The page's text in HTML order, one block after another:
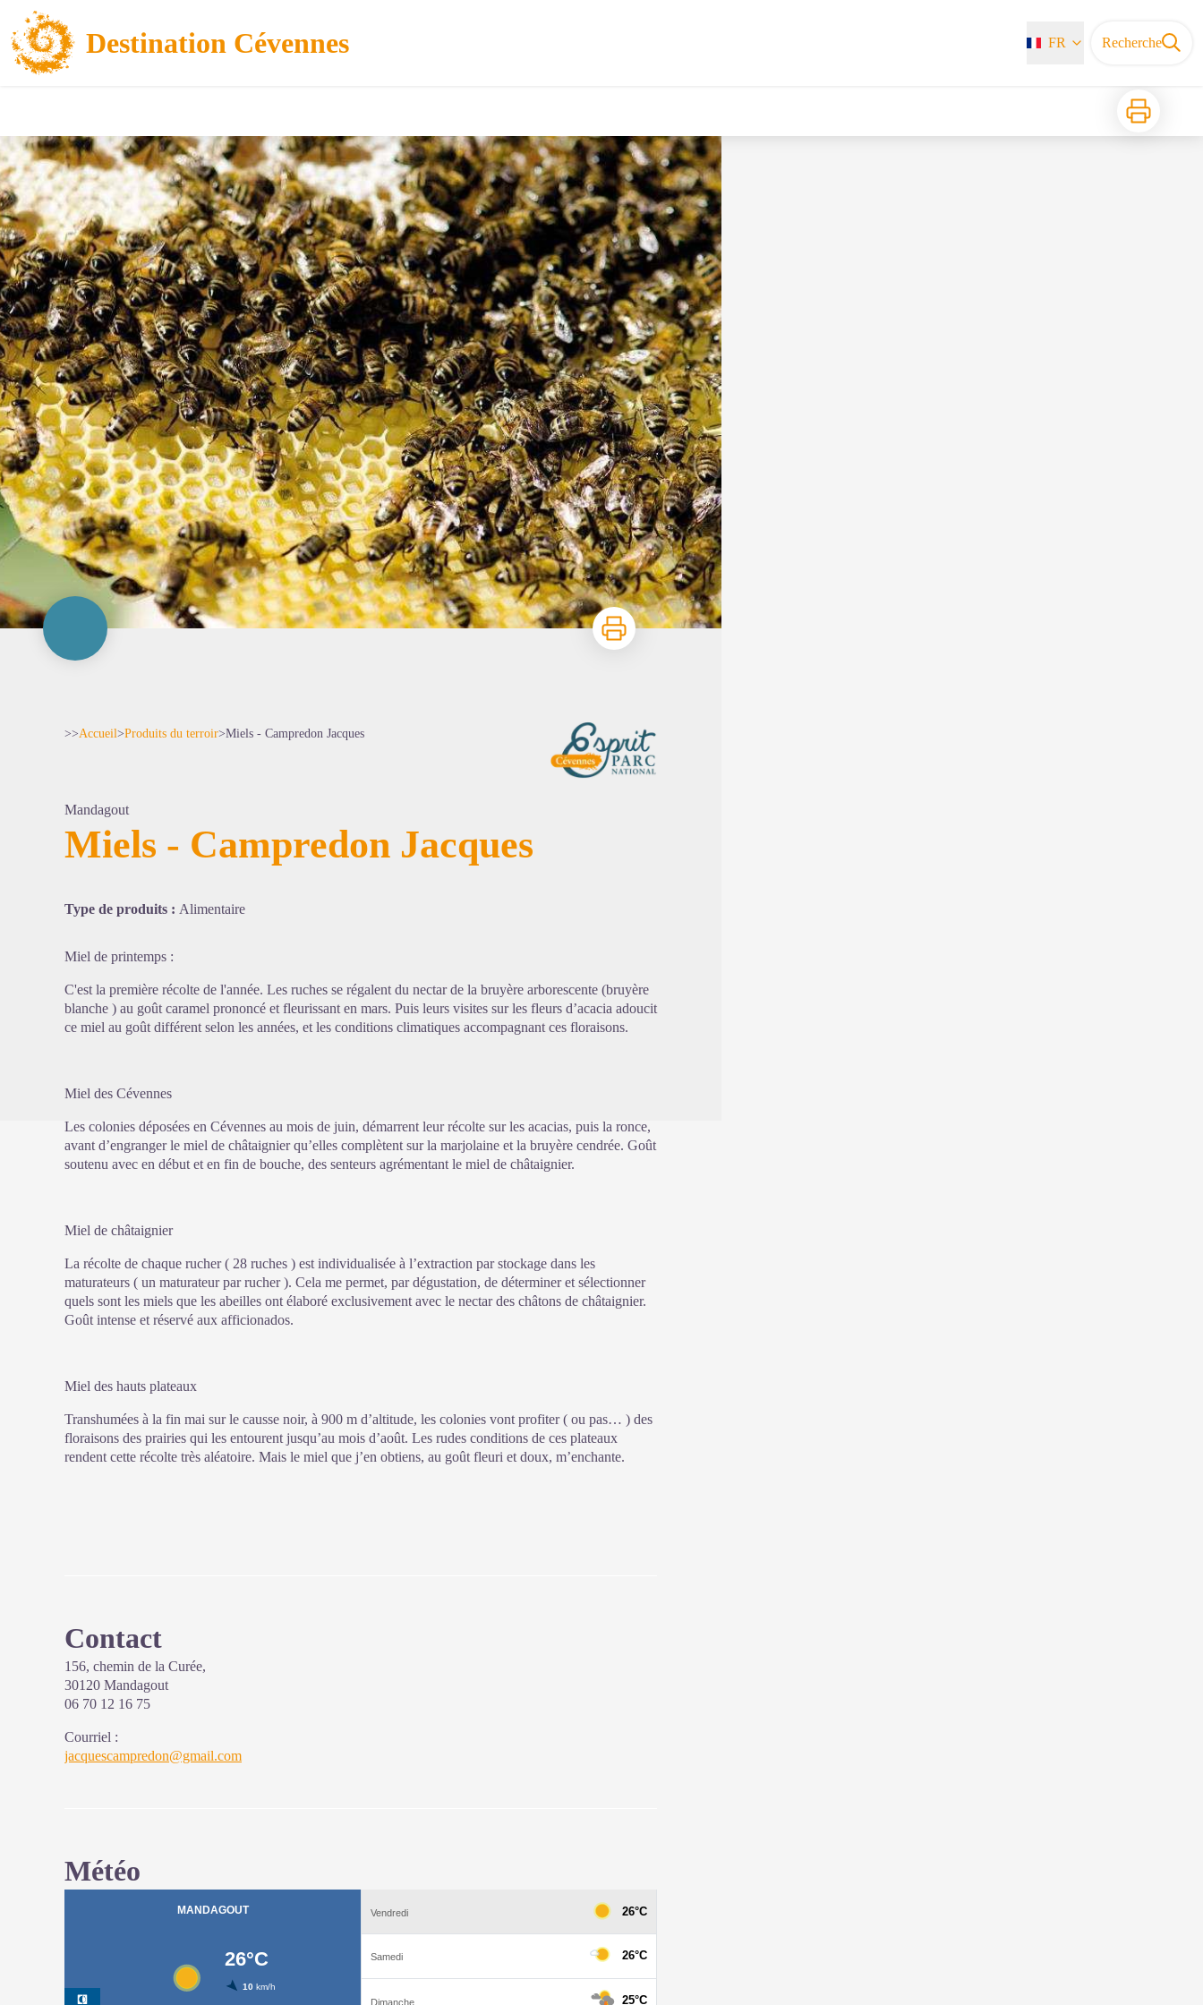
Destination Cévennes FR Recherche
Imprimer
Imprimer
>>Accueil>Produits du terroir>Miels - Campredon Jacques
Mandagout
Miels - Campredon Jacques
Type de produits : Alimentaire
Miel de printemps :
C'est la première récolte de l'année. Les ruches se régalent du nectar de la bruyère arborescente (bruyère
blanche ) au goût caramel prononcé et fleurissant en mars. Puis leurs visites sur les fleurs d’acacia adoucit
ce miel au goût différent selon les années, et les conditions climatiques accompagnant ces floraisons.
Miel des Cévennes
Les colonies déposées en Cévennes au mois de juin, démarrent leur récolte sur les acacias, puis la ronce,
avant d’engranger le miel de châtaignier qu’elles complètent sur la marjolaine et la bruyère cendrée. Goût
soutenu avec en début et en fin de bouche, des senteurs agrémentant le miel de châtaignier.
Miel de châtaignier
La récolte de chaque rucher ( 28 ruches ) est individualisée à l’extraction par stockage dans les
maturateurs ( un maturateur par rucher ). Cela me permet, par dégustation, de déterminer et sélectionner
quels sont les miels que les abeilles ont élaboré exclusivement avec le nectar des châtons de châtaignier.
Goût intense et réservé aux afficionados.
Miel des hauts plateaux
Transhumées à la fin mai sur le causse noir, à 900 m d’altitude, les colonies vont profiter ( ou pas… ) des
floraisons des prairies qui les entourent jusqu’au mois d’août. Les rudes conditions de ces plateaux
rendent cette récolte très aléatoire. Mais le miel que j’en obtiens, au goût fleuri et doux, m’enchante.
Contact
156, chemin de la Curée,
30120 Mandagout
06 70 12 16 75
Courriel :
jacquescampredon@gmail.com
Météo